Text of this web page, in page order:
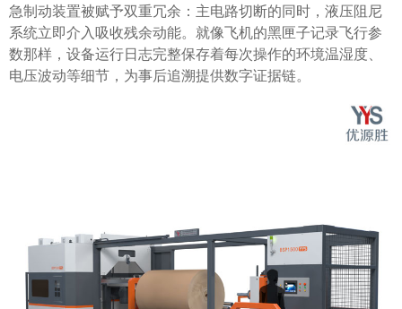
急制动装置被赋予双重冗余：主电路切断的同时，液压阻尼
系统立即介入吸收残余动能。就像飞机的黑匣子记录飞行参
数那样，设备运行日志完整保存着每次操作的环境温湿度、
电压波动等细节，为事后追溯提供数字证据链。